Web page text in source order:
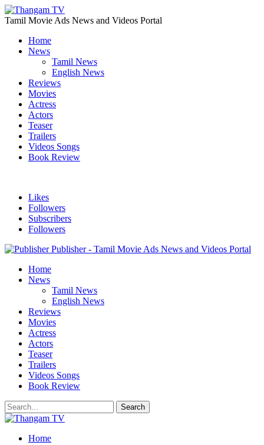
Tamil Movie Ads News and Videos Portal
Home
News
Tamil News
English News
Reviews
Movies
Actress
Actors
Teaser
Trailers
Videos Songs
Book Review
Likes
Followers
Subscribers
Followers
Publisher - Tamil Movie Ads News and Videos Portal
Home
News
Tamil News
English News
Reviews
Movies
Actress
Actors
Teaser
Trailers
Videos Songs
Book Review
Home